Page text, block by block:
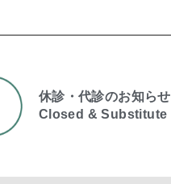
休診・代診のお知らせ
Closed & Substitute​